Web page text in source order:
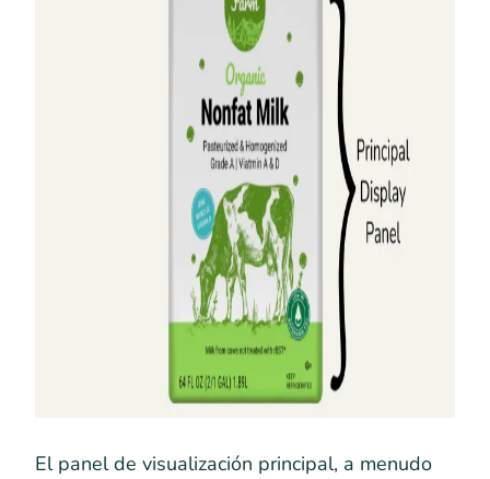
El panel de visualización principal, a menudo